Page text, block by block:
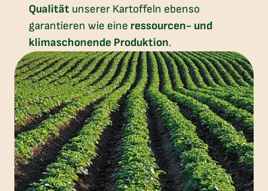
Qualität unserer Kartoffeln ebenso
garantieren wie eine ressourcen- und
klimaschonende Produktion.